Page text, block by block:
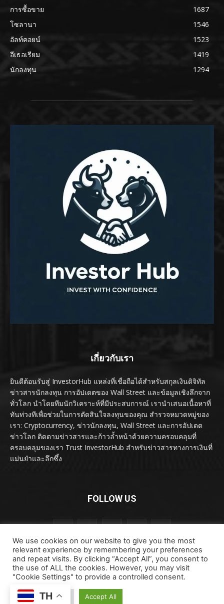
การซื้อขาย
1687
โซลานา
1546
อัลท์คอยน์
1523
อีเธอเรียม
1419
นักลงทุน
1294
เกี่ยวกับเรา
ยินดีต้อนรับสู่ InvestorHub แหล่งที่เชื่อถือได้สำหรับสกุลเงินดิจิทัล
ข่าวสารนักลงทุน การอัปเดตของ Wall Street และข้อมูลเชิงลึกจาก
ทั่วโลก นำโดยทีมนักวิเคราะห์ที่มีประสบการณ์ เรานำเสนอเนื้อหาที่
ทันท่วงทีเพื่อช่วยในการตัดสินใจลงทุนของคุณ สำรวจหมวดหมู่ของ
เรา: Cryptocurrency, ข่าวนักลงทุน, Wall Street และการอัปเดต
ข่าวโลก ติดตามข่าวสารและก้าวล้ำหน้าด้วยความครอบคลุมที่
ครอบคลุมของเรา Trust InvestorHub สำหรับข่าวสารทางการเงินที่
แม่นยำและลึกซึ้ง
FOLLOW US
ลิขสิทธิ์ © ลิขสิทธิ์ 2024 investorhub.click สงวนลิขสิทธิ์
ข้อตกลงและเงื่อนไข ข้อสงวนสิทธิ์
We use cookies on our website to give you the most
relevant experience by remembering your preferences
and repeat visits. By clicking “Accept All”, you consent to
the use of ALL the cookies. However, you may visit
"Cookie Settings" to provide a controlled consent.
Cookie Settings Accept All
TH